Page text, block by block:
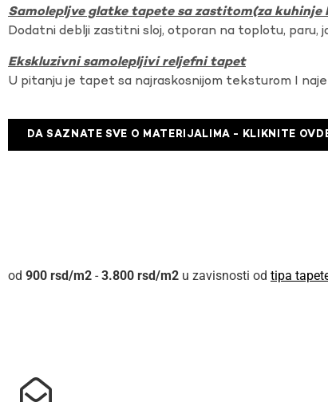
Samolepljve glatke tapete sa zastitom(za kuhinje
Dodatni deblji zastitni sloj, otporan na toplotu, paru,
Ekskluzivni samolepljivi reljefni tapet
U pitanju je tapet sa najraskosnijom teksturom I
DA SAZNATE SVE O MATERIJALIMA - KLIKNITE
900 rsd - 3.800 rsd u zavisnosti od tipa